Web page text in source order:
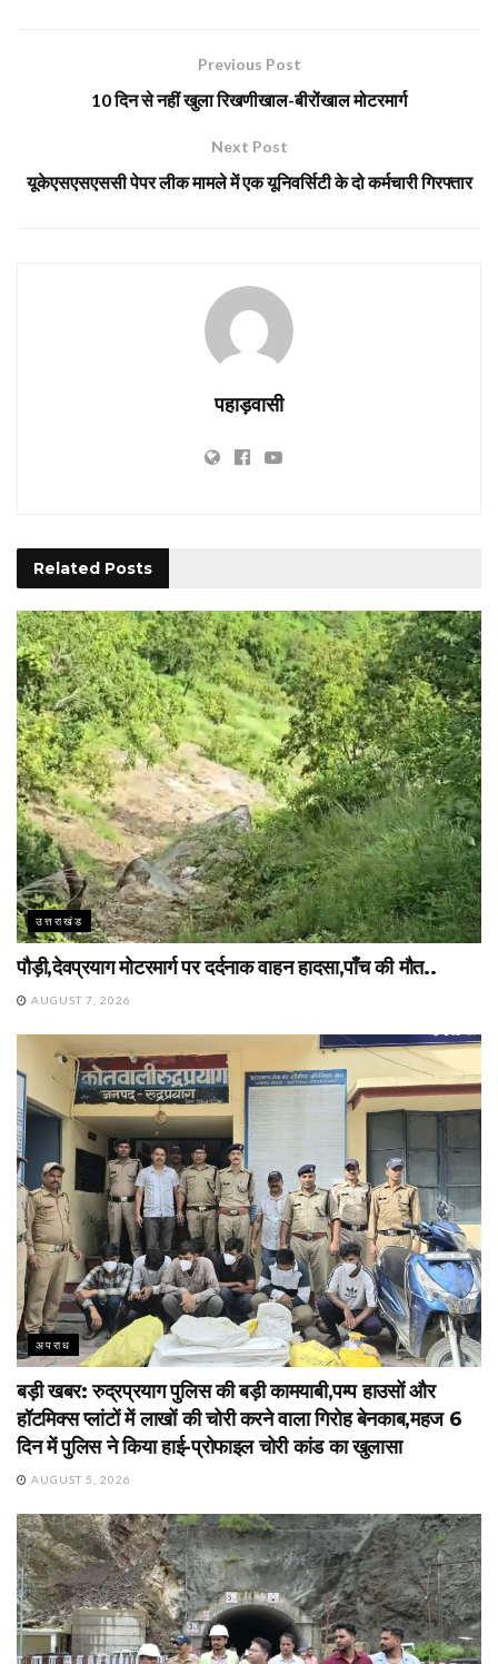
Previous Post
10 दिन से नहीं खुला रिखणीखाल-बीरोंखाल मोटरमार्ग
Next Post
यूकेएसएसएससी पेपर लीक मामले में एक यूनिवर्सिटी के दो कर्मचारी गिरफ्तार
पहाड़वासी
Related Posts
उत्तराखंड
पौड़ी,देवप्रयाग मोटरमार्ग पर दर्दनाक वाहन हादसा,पाँच की मौत..
AUGUST 7, 2026
अपराध
बड़ी खबर: रुद्रप्रयाग पुलिस की बड़ी कामयाबी,पम्प हाउसों और
हॉटमिक्स प्लांटों में लाखों की चोरी करने वाला गिरोह बेनकाब,महज 6
दिन में पुलिस ने किया हाई-प्रोफाइल चोरी कांड का खुलासा
AUGUST 5, 2026